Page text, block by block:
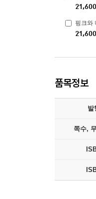
21,600
핑크와
21,600
품목정보
발
쪽수,